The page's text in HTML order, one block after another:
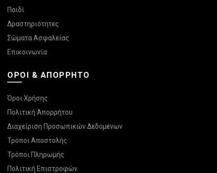
Παιδί
Δραστηριότητες
Σώματα Ασφαλείας
Επικοινωνία
ΌΡΟΙ & ΑΠΌΡΡΗΤΟ
Όροι Χρήσης
Πολιτική Απορρήτου
Διαχείριση Προσωπικών Δεδομένων
Τρόποι Αποστολής
Τρόποι Πληρωμής
Πολιτική Επιστροφών